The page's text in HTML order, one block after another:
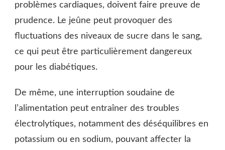
problèmes cardiaques, doivent faire preuve de
prudence. Le jeûne peut provoquer des
fluctuations des niveaux de sucre dans le sang,
ce qui peut être particulièrement dangereux
pour les diabétiques.
De même, une interruption soudaine de
l’alimentation peut entraîner des troubles
électrolytiques, notamment des déséquilibres en
potassium ou en sodium, pouvant affecter la